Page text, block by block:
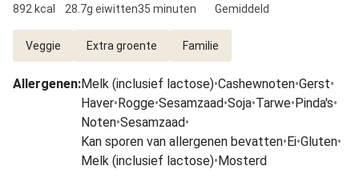
892 kcal
28.7g eiwitten35 minuten
Gemiddeld
Veggie Extra groente Familie
Allergenen:Melk (inclusief lactose)•Cashewnoten•Gerst•
Haver•Rogge•Sesamzaad•Soja•Tarwe•Pinda's•
Noten•Sesamzaad•
Kan sporen van allergenen bevatten•Ei•Gluten•
Melk (inclusief lactose)•Mosterd